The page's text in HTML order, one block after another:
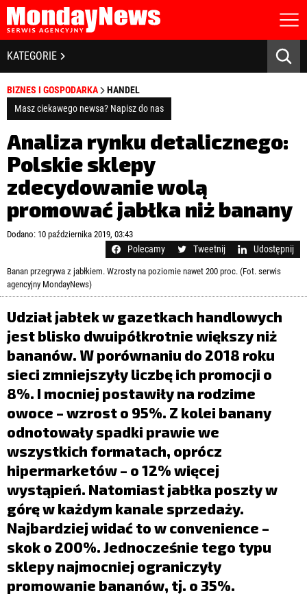
STRONA GŁÓWNA
O NAS
POLITYKA PRYWATNOŚCI
REGULAMIN
LICENCJA
REJESTRACJA
KONTAKT
Zapamiętaj mnie
Kliknij tutaj
KATEGORIE
BIZNES I GOSPODARKA
BANKOWOŚĆ I FINANSE
NOWE TECHNOLOGIE
SPOŁECZEŃSTWO
EDUKACJA
MEDIA
ZDROWIE I URODA
KULTURA
LIFESTYLE
OPINIE I KOMENTARZE
BIZNES I GOSPODARKA
HANDEL
Masz ciekawego newsa? Napisz do nas
Analiza rynku detalicznego:
Polskie sklepy
zdecydowanie wolą
promować jabłka niż banany
Dodano: 10 października 2019, 03:43
Polecamy Tweetnij Udostępnij
Banan przegrywa z jabłkiem. Wzrosty na poziomie nawet 200 proc. (Fot. serwis
agencyjny MondayNews)
Udział jabłek w gazetkach handlowych
jest blisko dwuipółkrotnie większy niż
bananów. W porównaniu do 2018 roku
sieci zmniejszyły liczbę ich promocji o
8%. I mocniej postawiły na rodzime
owoce – wzrost o 95%. Z kolei banany
odnotowały spadki prawie we
wszystkich formatach, oprócz
hipermarketów – o 12% więcej
wystąpień. Natomiast jabłka poszły w
górę w każdym kanale sprzedaży.
Najbardziej widać to w convenience –
skok o 200%. Jednocześnie tego typu
sklepy najmocniej ograniczyły
promowanie bananów, tj. o 35%.